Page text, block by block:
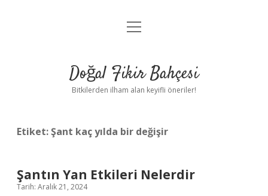
Anasayfa
Yasal Uyarı
menüyü
Doğal Fikir Bahçesi
Bitkilerden ilham alan keyifli öneriler!
Etiket:Şant kaç yılda bir değişir
Şantın Yan Etkileri Nelerdir
Tarih: Aralık 21, 2024